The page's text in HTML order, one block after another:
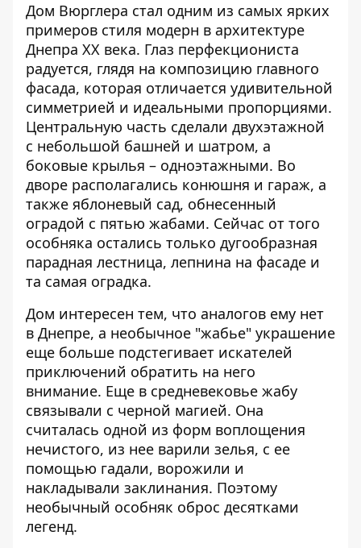
Дом Вюрглера стал одним из самых ярких
примеров стиля модерн в архитектуре
Днепра XX века. Глаз перфекциониста
радуется, глядя на композицию главного
фасада, которая отличается удивительной
симметрией и идеальными пропорциями.
Центральную часть сделали двухэтажной
с небольшой башней и шатром, а
боковые крылья – одноэтажными. Во
дворе располагались конюшня и гараж, а
также яблоневый сад, обнесенный
оградой с пятью жабами. Сейчас от того
особняка остались только дугообразная
парадная лестница, лепнина на фасаде и
та самая оградка.
Дом интересен тем, что аналогов ему нет
в Днепре, а необычное "жабье" украшение
еще больше подстегивает искателей
приключений обратить на него
внимание. Еще в средневековье жабу
связывали с черной магией. Она
считалась одной из форм воплощения
нечистого, из нее варили зелья, с ее
помощью гадали, ворожили и
накладывали заклинания. Поэтому
необычный особняк оброс десятками
легенд.